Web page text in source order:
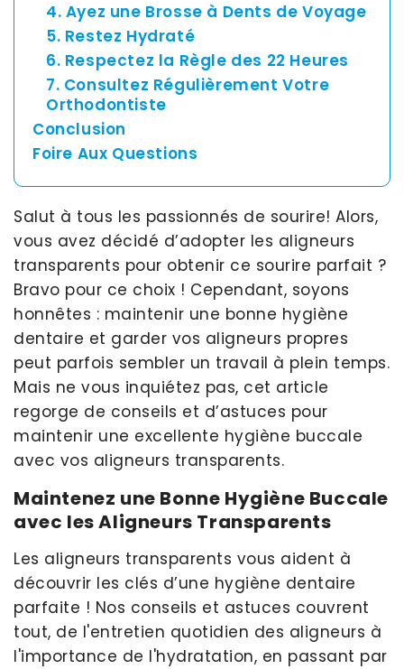
New
Zealand
Malaysia
4. Ayez une Brosse à Dents de Voyage
5. Restez Hydraté
6. Respectez la Règle des 22 Heures
7. Consultez Régulièrement Votre
Orthodontiste
Conclusion
Foire Aux Questions
Salut à tous les passionnés de sourire! Alors,
vous avez décidé d’adopter les aligneurs
transparents pour obtenir ce sourire parfait ?
Bravo pour ce choix ! Cependant, soyons
honnêtes : maintenir une bonne hygiène
dentaire et garder vos aligneurs propres
peut parfois sembler un travail à plein temps.
Mais ne vous inquiétez pas, cet article
regorge de conseils et d’astuces pour
maintenir une excellente hygiène buccale
avec vos aligneurs transparents.
Maintenez une Bonne Hygiène Buccale
avec les Aligneurs Transparents
Les aligneurs transparents vous aident à
découvrir les clés d’une hygiène dentaire
parfaite ! Nos conseils et astuces couvrent
tout, de l'entretien quotidien des aligneurs à
l'importance de l'hydratation, en passant par